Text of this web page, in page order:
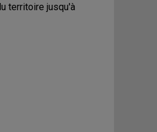
territoire jusqu'à